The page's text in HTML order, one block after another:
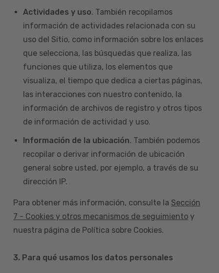
Actividades y uso. También recopilamos
información de actividades relacionada con su
uso del Sitio, como información sobre los enlaces
que selecciona, las búsquedas que realiza, las
funciones que utiliza, los elementos que
visualiza, el tiempo que dedica a ciertas páginas,
las interacciones con nuestro contenido, la
información de archivos de registro y otros tipos
de información de actividad y uso.
Información de la ubicación. También podemos
recopilar o derivar información de ubicación
general sobre usted, por ejemplo, a través de su
dirección IP.
Para obtener más información, consulte la Sección
7 - Cookies y otros mecanismos de seguimiento y
nuestra página de Política sobre Cookies.
3. Para qué usamos los datos personales